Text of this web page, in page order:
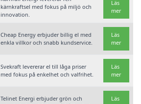
kärnkraftsel med fokus på miljö och
innovation.
Läs
mer
Cheap Energy erbjuder billig el med
enkla villkor och snabb kundservice.
Läs
mer
Svekraft levererar el till låga priser
med fokus på enkelhet och valfrihet.
Läs
mer
Telinet Energi erbjuder grön och
Läs